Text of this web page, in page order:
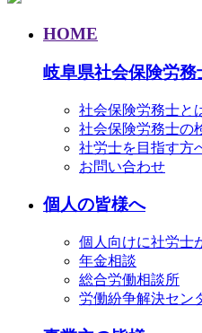
HOME
岐阜県社会保険労務
社会保険労務士と
社会保険労務士の
社労士を目指す方
お問い合わせ
個人の皆様へ
個人向けに社労士
年金相談
総合労働相談所
労働紛争解決セン